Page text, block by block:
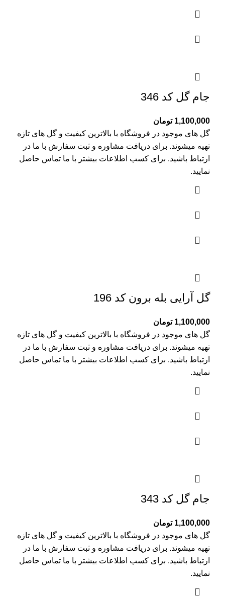
جام گل کد 346
1,100,000 تومان
گل های موجود در فروشگاه با بالاترین کیفیت و گل های تازه
تهیه میشوند. برای دریافت مشاوره و ثبت سفارش با ما در
ارتباط باشید. برای کسب اطلاعات بیشتر با ما تماس حاصل
نمایید.
گل آرایی بله برون کد 196
1,100,000 تومان
گل های موجود در فروشگاه با بالاترین کیفیت و گل های تازه
تهیه میشوند. برای دریافت مشاوره و ثبت سفارش با ما در
ارتباط باشید. برای کسب اطلاعات بیشتر با ما تماس حاصل
نمایید.
جام گل کد 343
1,100,000 تومان
گل های موجود در فروشگاه با بالاترین کیفیت و گل های تازه
تهیه میشوند. برای دریافت مشاوره و ثبت سفارش با ما در
ارتباط باشید. برای کسب اطلاعات بیشتر با ما تماس حاصل
نمایید.